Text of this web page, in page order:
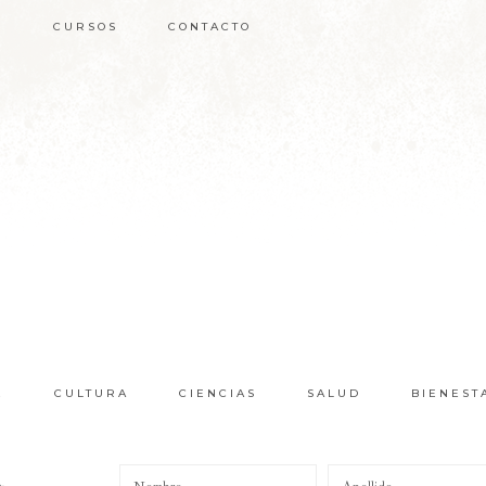
CURSOS CONTACTO
CULTURA CIENCIAS SALUD